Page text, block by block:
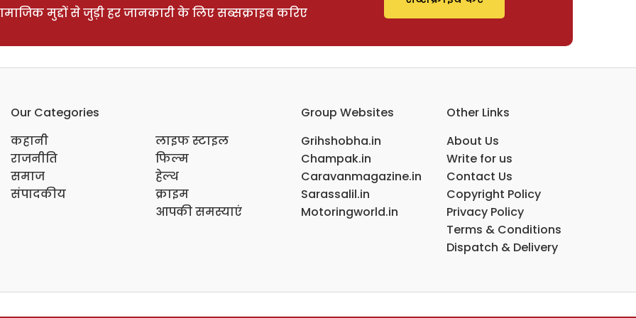
मुद्दों से जुड़ी हर जानकारी के लिए सब्सक्राइब करिए
Our Categories
कहानी
राजनीति
समाज
संपादकीय
लाइफ स्टाइल
फिल्म
हेल्थ
क्राइम
आपकी समस्याएं
Group Websites
Grihshobha.in
Champak.in
Caravanmagazine.in
Sarassalil.in
Motoringworld.in
Other Links
About Us
Write for us
Contact Us
Copyright Policy
Privacy Policy
Terms & Conditions
Dispatch & Delivery